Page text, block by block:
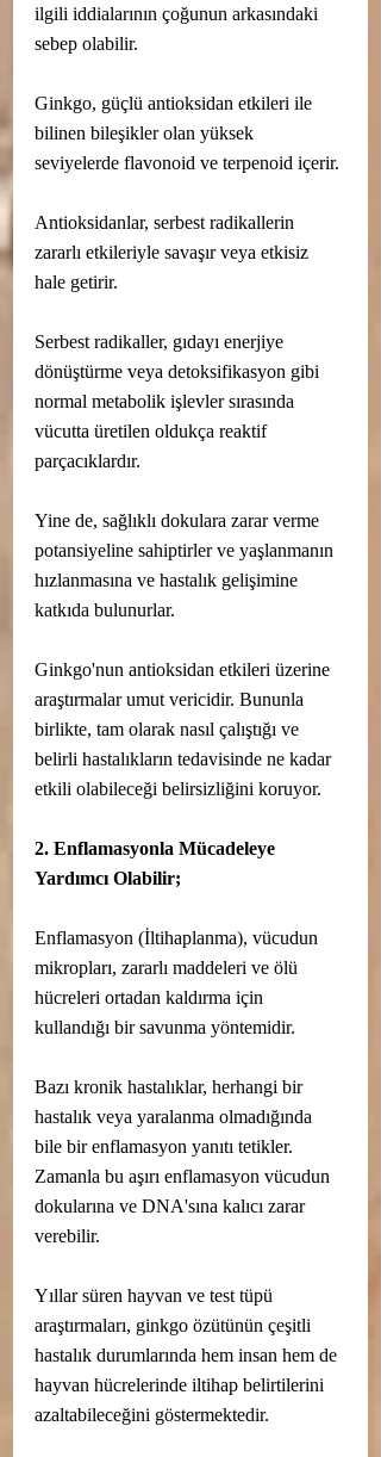
ilgili iddialarının çoğunun arkasındaki
sebep olabilir.
Ginkgo, güçlü antioksidan etkileri ile
bilinen bileşikler olan yüksek
seviyelerde flavonoid ve terpenoid içerir.
Antioksidanlar, serbest radikallerin
zararlı etkileriyle savaşır veya etkisiz
hale getirir.
Serbest radikaller, gıdayı enerjiye
dönüştürme veya detoksifikasyon gibi
normal metabolik işlevler sırasında
vücutta üretilen oldukça reaktif
parçacıklardır.
Yine de, sağlıklı dokulara zarar verme
potansiyeline sahiptirler ve yaşlanmanın
hızlanmasına ve hastalık gelişimine
katkıda bulunurlar.
Ginkgo'nun antioksidan etkileri üzerine
araştırmalar umut vericidir. Bununla
birlikte, tam olarak nasıl çalıştığı ve
belirli hastalıkların tedavisinde ne kadar
etkili olabileceği belirsizliğini koruyor.
2. Enflamasyonla Mücadeleye
Yardımcı Olabilir;
Enflamasyon (İltihaplanma), vücudun
mikropları, zararlı maddeleri ve ölü
hücreleri ortadan kaldırma için
kullandığı bir savunma yöntemidir.
Bazı kronik hastalıklar, herhangi bir
hastalık veya yaralanma olmadığında
bile bir enflamasyon yanıtı tetikler.
Zamanla bu aşırı enflamasyon vücudun
dokularına ve DNA'sına kalıcı zarar
verebilir.
Yıllar süren hayvan ve test tüpü
araştırmaları, ginkgo özütünün çeşitli
hastalık durumlarında hem insan hem de
hayvan hücrelerinde iltihap belirtilerini
azaltabileceğini göstermektedir.